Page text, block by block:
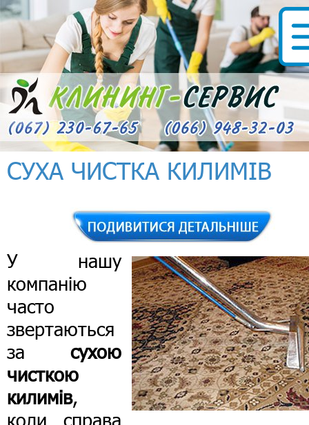
СУХА ЧИСТКА КИЛИМІВ
У нашу
компанію
часто
звертаються
за сухою
чисткою
килимів,
коли справа